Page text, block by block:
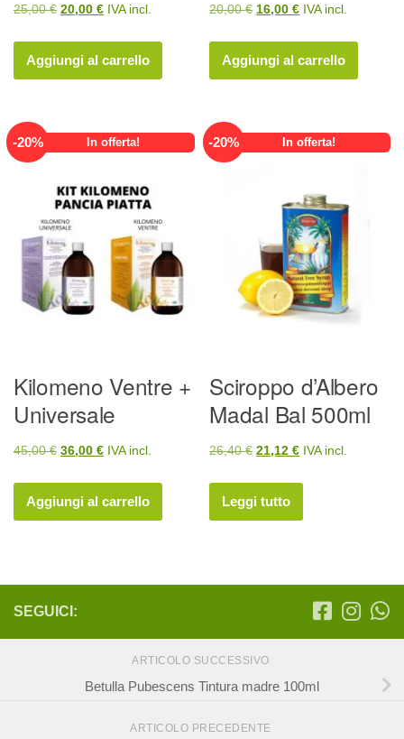
25,00€ Il
originale
era:
20,00 €Il
attuale
è:
IVA incl.
Aggiungi al carrello
20,00€ Il
originale
era:
16,00€Il
attuale
è:
IVA incl.
Aggiungi al carrello
-20% In offerta!
Kilomeno Ventre +
Universale
45,00€ Il
originale
era:
36,00 €Il
attuale
è:
IVA incl.
Aggiungi al carrello
-20% In offerta!
Sciroppo d’Albero
Madal Bal 500ml
26,40€ Il
originale
era:
21,12€Il
è:
IVA incl.
Leggi tutto
SEGUICI:
ARTICOLO SUCCESSIVO
Betulla Pubescens Tintura madre 100ml
ARTICOLO PRECEDENTE